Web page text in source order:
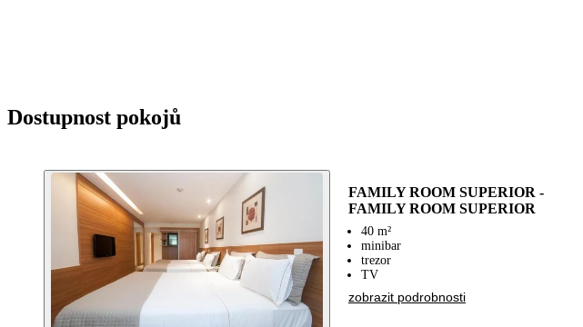
Dostupnost pokojů
FAMILY ROOM SUPERIOR -
FAMILY ROOM SUPERIOR
40 m²
minibar
trezor
TV
zobrazit podrobnosti